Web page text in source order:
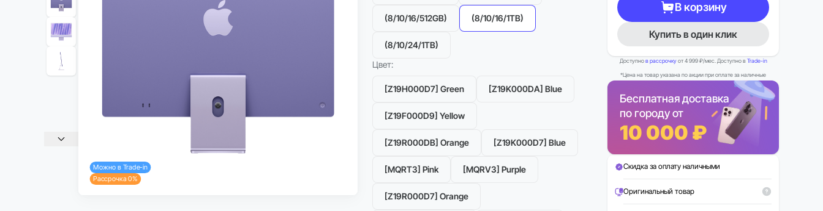
Можно в Trade-in
Рассрочка 0%
Можно в Trade-in
Можно в Trade-in
(8/10/16/512GB) (8/10/16/1TB)
(8/10/24/1TB)
Цвет:
[Z19H000D7] Green [Z19K000DA] Blue
[Z19F000D9] Yellow
[Z19R000DB] Orange [Z19K000D7] Blue
[MQRT3] Pink [MQRV3] Purple
[Z19R000D7] Orange
В корзину
Купить в один клик
Доступнов рассрочкуот 4 999 ₽/мес. Доступно вTrade-in
*Цена на товар указана по акции при оплате за наличные
Бесплатная доставка
по городу от
10 000 ₽
Скидка за оплату наличными
Оригинальный товар